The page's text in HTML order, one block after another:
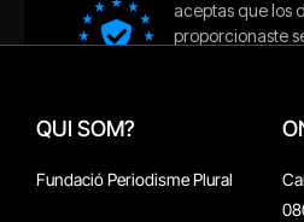
QUI SOM?
Fundació Periodisme Plural